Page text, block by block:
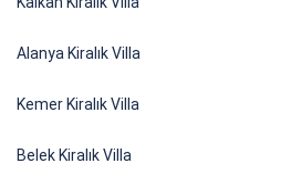
Alanya Kiralık Villa
Kemer Kiralık Villa
Belek Kiralık Villa